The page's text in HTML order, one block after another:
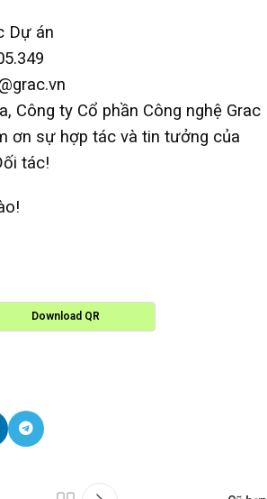
Dự án
ty Cổ phần Công nghệ Grac
ơn sự hợp tác và tin tưởng của
tác!
Download QR